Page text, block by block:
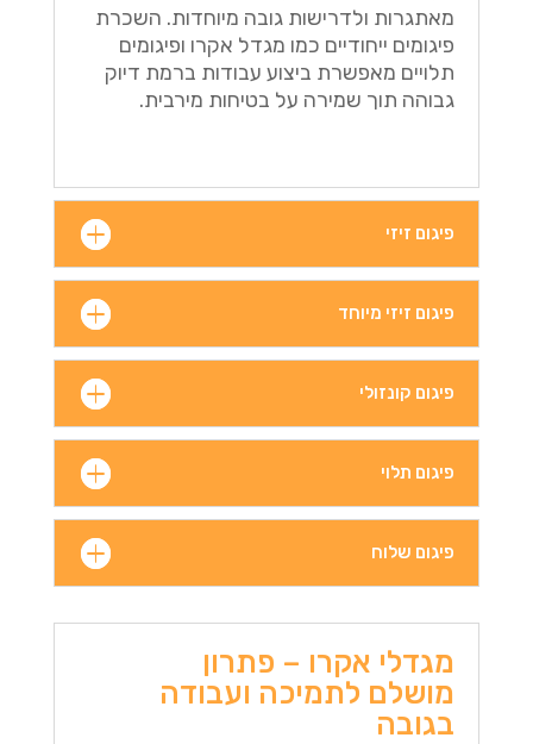
מאתגרות ולדרישות גובה מיוחדות. השכרת
פיגומים ייחודיים כמו מגדל אקרו ופיגומים
תלויים מאפשרת ביצוע עבודות ברמת דיוק
גבוהה תוך שמירה על בטיחות מירבית.
פיגום זיזי
פיגום זיזי מיוחד
פיגום קונזולי
פיגום תלוי
פיגום שלוח
מגדלי אקרו – פתרון
מושלם לתמיכה ועבודה
בגובה